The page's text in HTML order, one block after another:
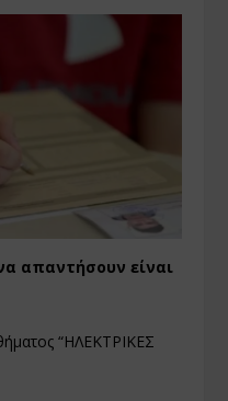
απαντήσουν είναι
“ΗΛΕΚΤΡΙΚΕΣ